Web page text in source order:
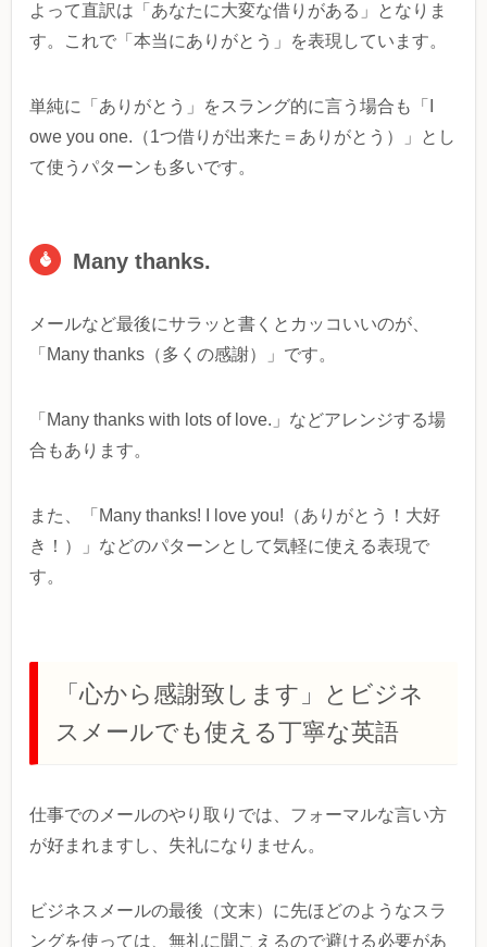
よって直訳は「あなたに大変な借りがある」となりま
す。これで「本当にありがとう」を表現しています。
単純に「ありがとう」をスラング的に言う場合も「I
owe you one.（1つ借りが出来た＝ありがとう）」とし
て使うパターンも多いです。
Many thanks.
メールなど最後にサラッと書くとカッコいいのが、
「Many thanks（多くの感謝）」です。
「Many thanks with lots of love.」などアレンジする場
合もあります。
また、「Many thanks! I love you!（ありがとう！大好
き！）」などのパターンとして気軽に使える表現で
す。
「心から感謝致します」とビジネ
スメールでも使える丁寧な英語
仕事でのメールのやり取りでは、フォーマルな言い方
が好まれますし、失礼になりません。
ビジネスメールの最後（文末）に先ほどのようなスラ
ングを使っては、無礼に聞こえるので避ける必要があ